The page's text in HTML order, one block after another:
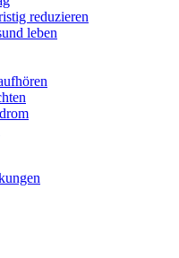
reduzieren
leben